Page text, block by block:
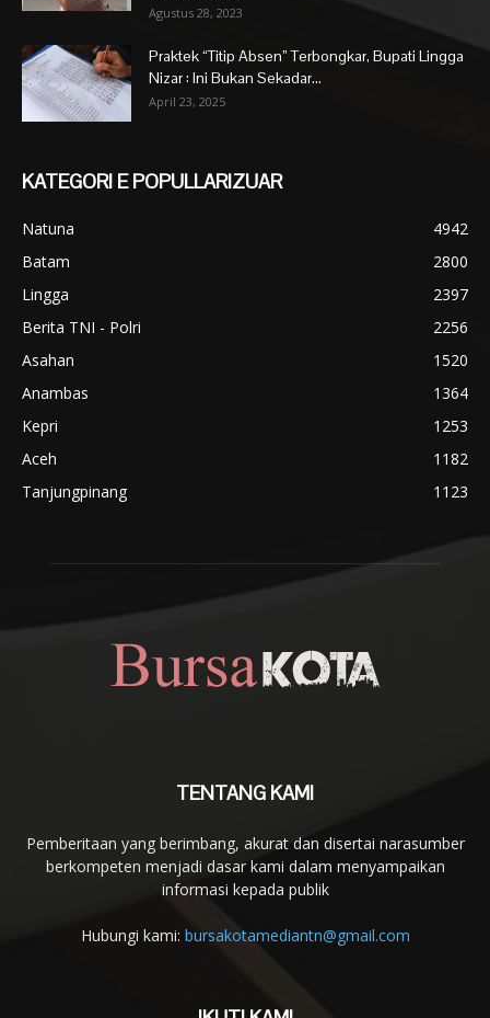
Agustus 28, 2023
Praktek “Titip Absen” Terbongkar, Bupati Lingga
Nizar : Ini Bukan Sekadar...
April 23, 2025
KATEGORI E POPULLARIZUAR
Natuna
4942
Batam
2800
Lingga
2397
Berita TNI - Polri
2256
Asahan
1520
Anambas
1364
Kepri
1253
Aceh
1182
Tanjungpinang
1123
TENTANG KAMI
Pemberitaan yang berimbang, akurat dan disertai narasumber
berkompeten menjadi dasar kami dalam menyampaikan
informasi kepada publik
Hubungi kami: bursakotamediantn@gmail.com